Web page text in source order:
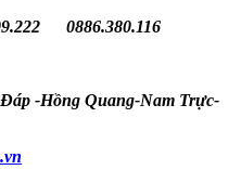
0886.380.116
-Hồng Quang-Nam Trực-